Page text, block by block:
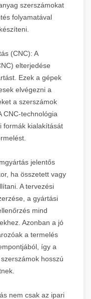
szerszámokat
folyamatával
(CNC): A
elterjedése
Ezek a gépek
elvégezni a
a szerszámok
CNC-technológia
formák kialakítását
jelentős
ha összetett vagy
A tervezési
a gyártási
mind
Azonban a jó
a termelés
így a
hosszú
nem csak az ipari